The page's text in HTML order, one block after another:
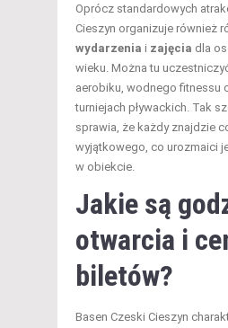
Oprócz standardowych
Cieszyn organizuje również
wydarzenia i zajęcia dla
wieku. Można tu
aerobiku, wodnego fitnessu
turniejach pływackich. Tak
sprawia, że każdy znajdzie
wyjątkowego, co urozmaici
w obiekcie.
Jakie są
otwarcia i
biletów?
Basen Czeski Cieszyn